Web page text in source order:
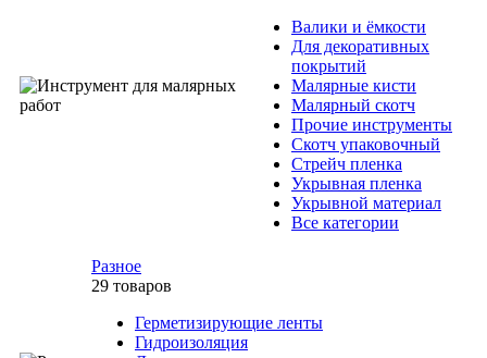
Валики и ёмкости
Для декоративных
покрытий
Малярные кисти
Малярный скотч
Прочие инструменты
Скотч упаковочный
Стрейч пленка
Укрывная пленка
Укрывной материал
Все категории
Разное
29 товаров
Герметизирующие ленты
Гидроизоляция